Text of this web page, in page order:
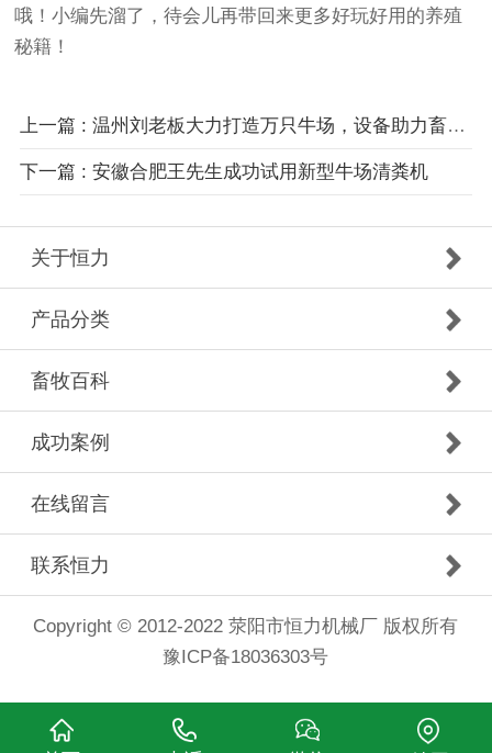
哦！小编先溜了，待会儿再带回来更多好玩好用的养殖
秘籍！
上一篇 : 温州刘老板大力打造万只牛场，设备助力畜牧产业升
下一篇 : 安徽合肥王先生成功试用新型牛场清粪机
关于恒力
产品分类
畜牧百科
成功案例
在线留言
联系恒力
Copyright © 2012-2022 荥阳市恒力机械厂 版权所有
豫ICP备18036303号